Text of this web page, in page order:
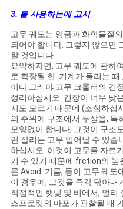
3. 를 사용하는에 고시
고무 궤도는 앙금과 화학물질
되어야 합니다. 그렇지 않으면
할 것입니다.
요약하자면, 고무 궤도에 관하
로 확장될 한. 기계가 들리는
이다 그래야 고무 크롤러의 긴
정리하십시오. 긴장이 너무 낮
지도 모르기 때문에 (조심하십
의 주위에 구조에서 투상을, 특
모양없이 합니다; 그것이 구조
런 잘리는 고무 일어날 수 있습
하십시오. 이것이 고무를 자르
기 수 있기 때문에 frction의 높
른 Avoid. 기름, 등이 고무 궤도
이 경우에, 그것을 즉각 닦아내
직접적인 햇빛 및 비에서, 멀리
스프로킷의 마포가 관찰될 때